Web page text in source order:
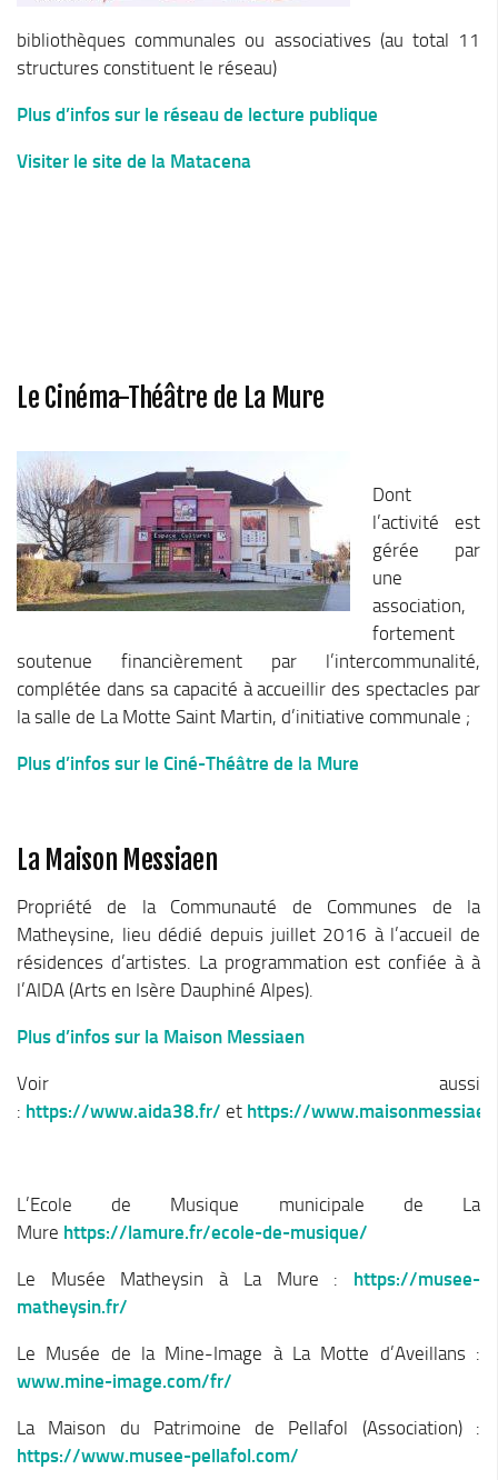
Appel à projet Friche
Aménagement du territoire
Aménagements touristiques
Territoire Napoléon
Chemins de randonnée
Via Ferrata
Taxe de séjour & Tourisme
La taxe de séjour
Matheysine Tourisme
Enfance & Cohésion Sociale
Petite Enfance
Relais Petite Enfance
Balades faciles et aires de jeux
Jeunesse
Jeunes En Matheysine
Cohésion Sociale
Terre de jeux 2024
Equipements et services culturels sur le territoire
Matacena : Réseau de lecture
La Mure Cinéma Théatre
Maison Messiaen
L’Education Artistique et Culturelle en Matheysine
Résidence-actions FESTINS 2025-2027
Résidence Accord des On 2023-2025
bibliothèques communales ou associatives (au total 11
structures constituent le réseau)
Plus d’infos sur le réseau de lecture publique
Visiter le site de la Matacena
Le Cinéma-Théâtre de La Mure
Dont
l’activité est
gérée par
une
association,
fortement
soutenue financièrement par l’intercommunalité,
complétée dans sa capacité à accueillir des spectacles par
la salle de La Motte Saint Martin, d’initiative communale ;
Plus d’infos sur le Ciné-Théâtre de la Mure
La Maison Messiaen
Propriété de la Communauté de Communes de la
Matheysine, lieu dédié depuis juillet 2016 à l’accueil de
résidences d’artistes. La programmation est confiée à à
l’AIDA (Arts en Isère Dauphiné Alpes).
Plus d’infos sur la Maison Messiaen
Voir aussi
: https://www.aida38.fr/ et https://
L’Ecole de Musique municipale de La
Mure https://lamure.fr/ecole-de-musique/
Le Musée Matheysin à La Mure : https://musee-
matheysin.fr/
Le Musée de la Mine-Image à La Motte d’Aveillans :
www.mine-image.com/fr/
La Maison du Patrimoine de Pellafol (Association) :
https://www.musee-pellafol.com/